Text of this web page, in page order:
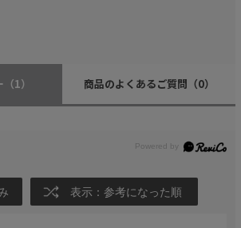
（1） 商品のよくあるご質問 （0）
表示：参考になった順